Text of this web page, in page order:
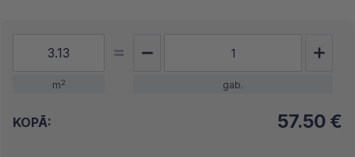
m2 gab.
KOPĀ: 57.50 €